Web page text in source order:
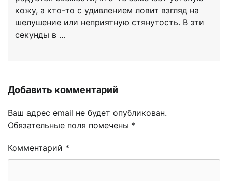
кожу, а кто-то с удивлением ловит взгляд на
шелушение или неприятную стянутость. В эти
секунды в …
Добавить комментарий
Ваш адрес email не будет опубликован.
Обязательные поля помечены *
Комментарий *